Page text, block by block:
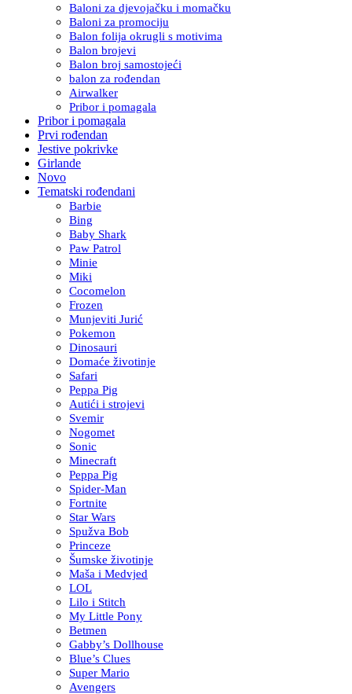
Baloni za djevojačku i momačku
Baloni za promociju
Balon folija okrugli s motivima
Balon brojevi
Balon broj samostojeći
balon za rođendan
Airwalker
Pribor i pomagala
Pribor i pomagala
Prvi rođendan
Jestive pokrivke
Girlande
Novo
Tematski rođendani
Barbie
Bing
Baby Shark
Paw Patrol
Minie
Miki
Cocomelon
Frozen
Munjeviti Jurić
Pokemon
Dinosauri
Domaće životinje
Safari
Peppa Pig
Autići i strojevi
Svemir
Nogomet
Sonic
Minecraft
Peppa Pig
Spider-Man
Fortnite
Star Wars
Spužva Bob
Princeze
Šumske životinje
Maša i Medvjed
LOL
Lilo i Stitch
My Little Pony
Betmen
Gabby’s Dollhouse
Blue’s Clues
Super Mario
Avengers